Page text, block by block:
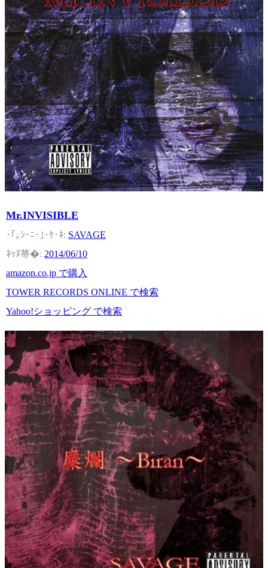
Mr.INVISIBLE
SAVAGE
2014/06/10
amazon.co.jp で購入
TOWER RECORDS ONLINE で検索
Yahoo!ショッピング で検索